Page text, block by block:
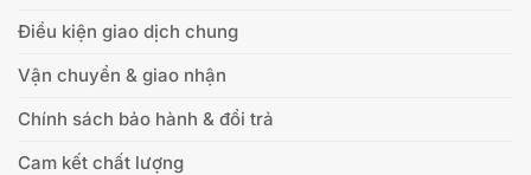
Điều kiện giao dịch chung
Vận chuyển & giao nhận
Chính sách bảo hành & đổi trả
Cam kết chất lượng